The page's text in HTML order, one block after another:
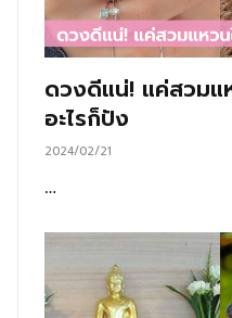
ดวงดีแน่! แค่สวมแ
อะไรก็ปัง
2024/02/21
…